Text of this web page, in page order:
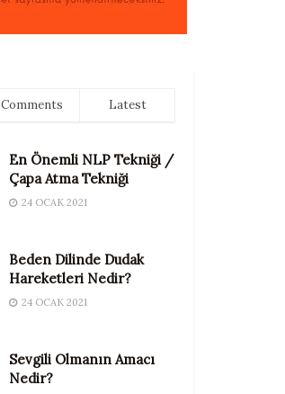
Comments Latest
En Önemli NLP Tekniği /
Çapa Atma Tekniği
24 OCAK 2021
Beden Dilinde Dudak
Hareketleri Nedir?
24 OCAK 2021
Sevgili Olmanın Amacı
Nedir?